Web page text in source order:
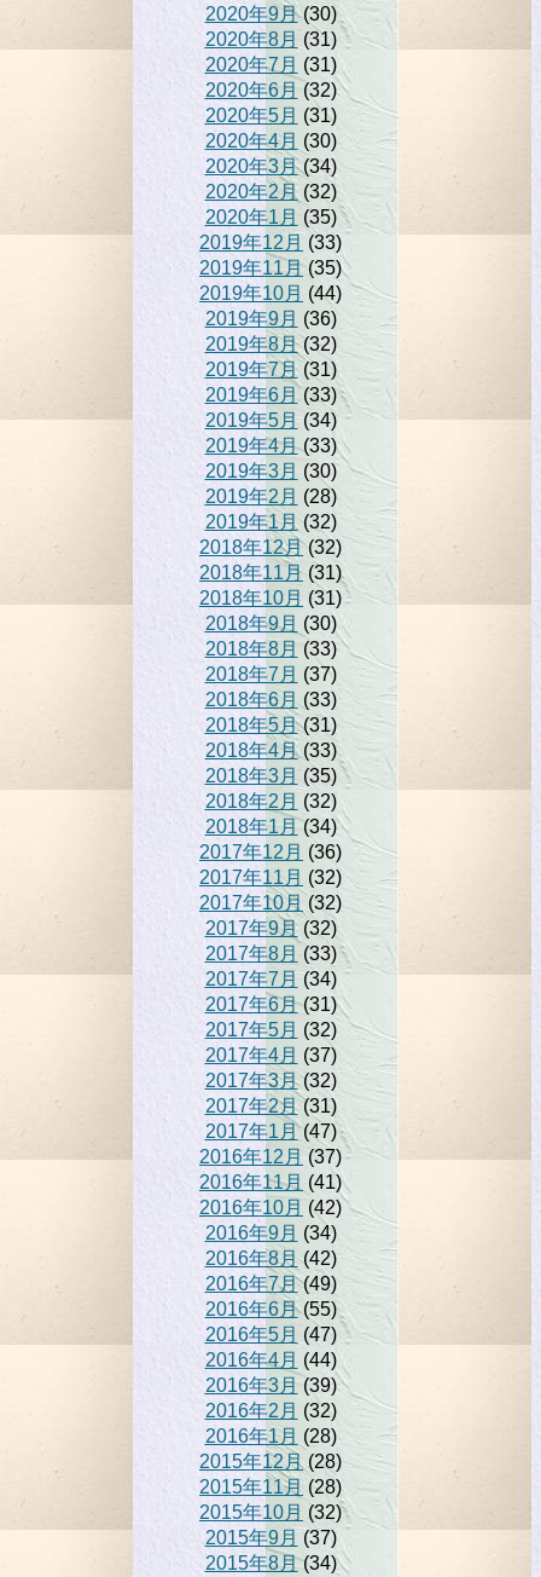
2020年9月(30)
2020年8月 (31)
2020年7月 (31)
2020年6月 (32)
2020年5月 (31)
2020年4月 (30)
2020年3月(34)
2020年2月(32)
2020年1月 (35)
2019年12月 (33)
2019年11月 (35)
2019年10月 (44)
2019年9月 (36)
2019年8月(32)
2019年7月(31)
2019年6月 (33)
2019年5月(34)
2019年4月(33)
2019年3月 (30)
2019年2月 (28)
2019年1月 (32)
2018年12月(32)
2018年11月 (31)
2018年10月 (31)
2018年9月 (30)
2018年8月 (33)
2018年7月 (37)
2018年6月 (33)
2018年5月(31)
2018年4月(33)
2018年3月 (35)
2018年2月 (32)
2018年1月 (34)
2017年12月 (36)
2017年11月 (32)
2017年10月 (32)
2017年9月(32)
2017年8月 (33)
2017年7月(34)
2017年6月(31)
2017年5月 (32)
2017年4月 (37)
2017年3月(32)
2017年2月(31)
2017年1月(47)
2016年12月 (37)
2016年11月 (41)
2016年10月 (42)
2016年9月 (34)
2016年8月 (42)
2016年7月(49)
2016年6月(55)
2016年5月 (47)
2016年4月 (44)
2016年3月 (39)
2016年2月 (32)
2016年1月 (28)
2015年12月(28)
2015年11月 (28)
2015年10月 (32)
2015年9月 (37)
2015年8月(34)